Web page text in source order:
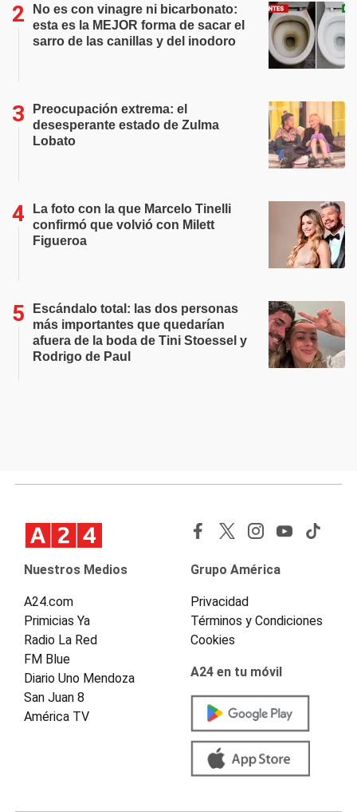
No es con vinagre ni bicarbonato:
esta es la MEJOR forma de sacar el
sarro de las canillas y del inodoro
Preocupación extrema: el
desesperante estado de Zulma
Lobato
La foto con la que Marcelo Tinelli
confirmó que volvió con Milett
Figueroa
Escándalo total: las dos personas
más importantes que quedarían
afuera de la boda de Tini Stoessel y
Rodrigo de Paul
Nuestros Medios
A24.com
Primicias Ya
Radio La Red
FM Blue
Diario Uno Mendoza
San Juan 8
América TV
Grupo América
Privacidad
Términos y Condiciones
Cookies
A24 en tu móvil